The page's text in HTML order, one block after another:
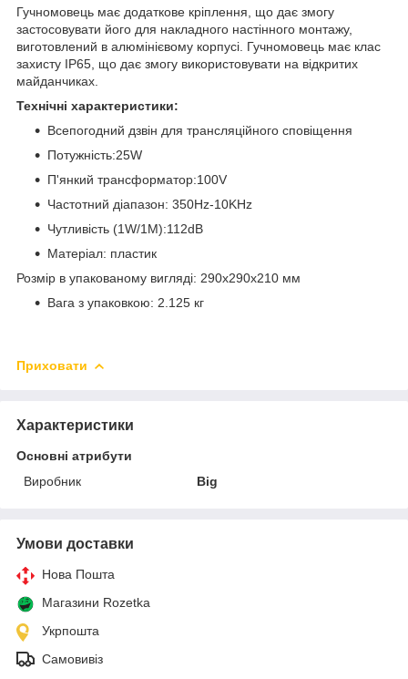
Гучномовець має додаткове кріплення, що дає змогу
застосовувати його для накладного настінного монтажу,
виготовлений в алюмінієвому корпусі. Гучномовець має клас
захисту IP65, що дає змогу використовувати на відкритих
майданчиках.
Технічні характеристики:
Всепогодний дзвін для трансляційного сповіщення
Потужність:25W
П'янкий трансформатор:100V
Частотний діапазон: 350Hz-10KHz
Чутливість (1W/1M):112dB
Матеріал: пластик
Розмір в упакованому вигляді: 290x290x210 мм
Вага з упаковкою: 2.125 кг
Приховати
Характеристики
Основні атрибути
Виробник
Big
Умови доставки
Нова Пошта
Магазини Rozetka
Укрпошта
Самовивіз